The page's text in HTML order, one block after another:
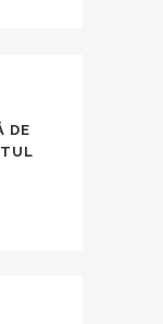
DE